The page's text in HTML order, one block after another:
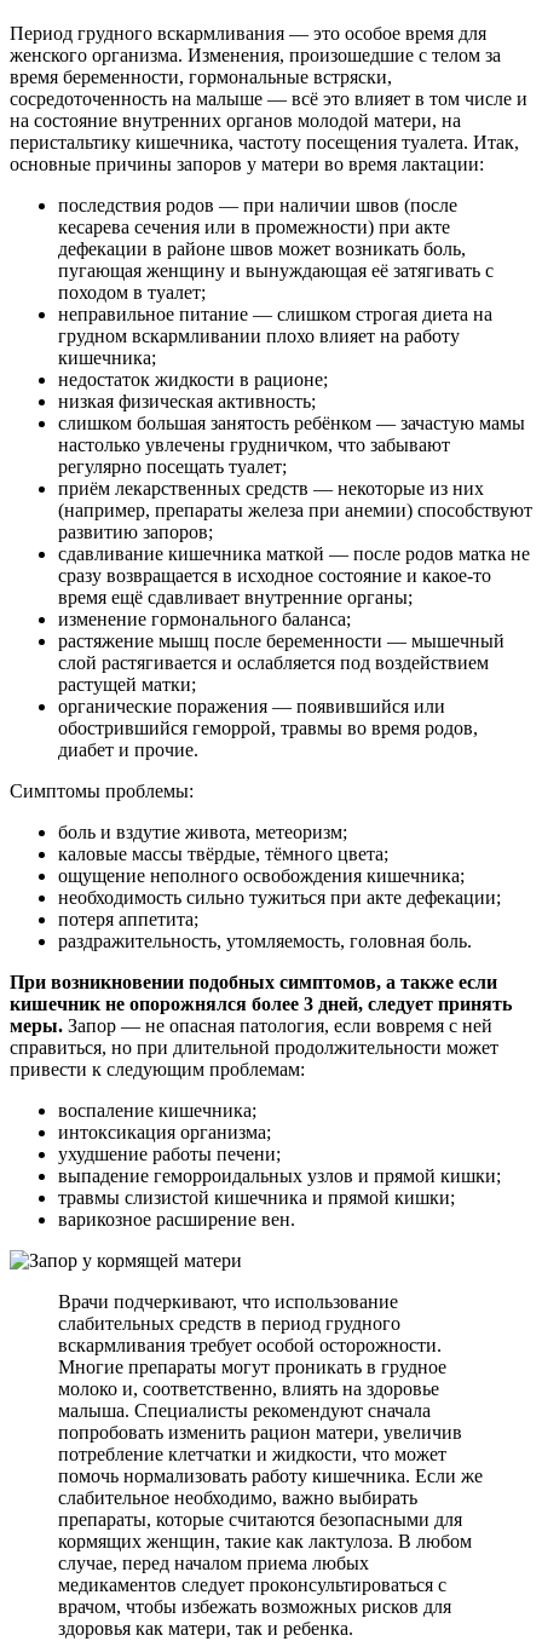
Период грудного вскармливания — это особое время для
женского организма. Изменения, произошедшие с телом за
время беременности, гормональные встряски,
сосредоточенность на малыше — всё это влияет в том числе и
на состояние внутренних органов молодой матери, на
перистальтику кишечника, частоту посещения туалета. Итак,
основные причины запоров у матери во время лактации:
последствия родов — при наличии швов (после
кесарева сечения или в промежности) при акте
дефекации в районе швов может возникать боль,
пугающая женщину и вынуждающая её затягивать с
походом в туалет;
неправильное питание — слишком строгая диета на
грудном вскармливании плохо влияет на работу
кишечника;
недостаток жидкости в рационе;
низкая физическая активность;
слишком большая занятость ребёнком — зачастую мамы
настолько увлечены грудничком, что забывают
регулярно посещать туалет;
приём лекарственных средств — некоторые из них
(например, препараты железа при анемии) способствуют
развитию запоров;
сдавливание кишечника маткой — после родов матка не
сразу возвращается в исходное состояние и какое-то
время ещё сдавливает внутренние органы;
изменение гормонального баланса;
растяжение мышц после беременности — мышечный
слой растягивается и ослабляется под воздействием
растущей матки;
органические поражения — появившийся или
обострившийся геморрой, травмы во время родов,
диабет и прочие.
Симптомы проблемы:
боль и вздутие живота, метеоризм;
каловые массы твёрдые, тёмного цвета;
ощущение неполного освобождения кишечника;
необходимость сильно тужиться при акте дефекации;
потеря аппетита;
раздражительность, утомляемость, головная боль.
При возникновении подобных симптомов, а также если
кишечник не опорожнялся более 3 дней, следует принять
меры. Запор — не опасная патология, если вовремя с ней
справиться, но при длительной продолжительности может
привести к следующим проблемам:
воспаление кишечника;
интоксикация организма;
ухудшение работы печени;
выпадение геморроидальных узлов и прямой кишки;
травмы слизистой кишечника и прямой кишки;
варикозное расширение вен.
Врачи подчеркивают, что использование
слабительных средств в период грудного
вскармливания требует особой осторожности.
Многие препараты могут проникать в грудное
молоко и, соответственно, влиять на здоровье
малыша. Специалисты рекомендуют сначала
попробовать изменить рацион матери, увеличив
потребление клетчатки и жидкости, что может
помочь нормализовать работу кишечника. Если же
слабительное необходимо, важно выбирать
препараты, которые считаются безопасными для
кормящих женщин, такие как лактулоза. В любом
случае, перед началом приема любых
медикаментов следует проконсультироваться с
врачом, чтобы избежать возможных рисков для
здоровья как матери, так и ребенка.